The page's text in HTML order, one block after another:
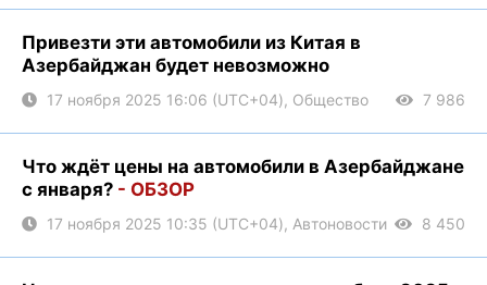
Привезти эти автомобили из Китая в
Азербайджан будет невозможно
17 ноября 2025 16:06 (UTC+04), Общество 7 986
Что ждёт цены на автомобили в Азербайджане
с января? - ОБЗОР
17 ноября 2025 10:35 (UTC+04), Автоновости 8 450